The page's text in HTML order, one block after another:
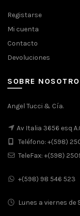
Registarse
Mi cuenta
Contacto
Devoluciones
SOBRE
Angel Tucci & Cía.
Av Italia 3656 esq
Teléfono: +(598)
TeleFax: +(598)
+(598) 98 546 523
Lunes a viernes de